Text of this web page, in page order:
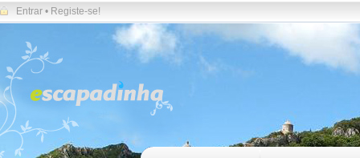
Entrar • Registe-se!